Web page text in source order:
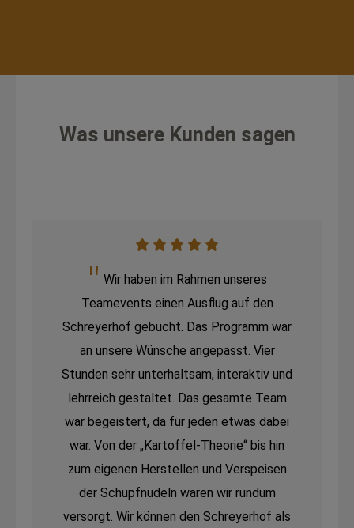
Was unsere Kunden sagen
Wir haben im Rahmen unseres
Teamevents einen Ausflug auf den
Schreyerhof gebucht. Das Programm war
an unsere Wünsche angepasst. Vier
Stunden sehr unterhaltsam, interaktiv und
lehrreich gestaltet. Das gesamte Team
war begeistert, da für jeden etwas dabei
war. Von der „Kartoffel-Theorie“ bis hin
zum eigenen Herstellen und Verspeisen
der Schupfnudeln waren wir rundum
versorgt. Wir können den Schreyerhof als